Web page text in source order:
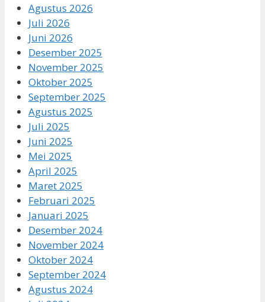
Agustus 2026
Juli 2026
Juni 2026
Desember 2025
November 2025
Oktober 2025
September 2025
Agustus 2025
Juli 2025
Juni 2025
Mei 2025
April 2025
Maret 2025
Februari 2025
Januari 2025
Desember 2024
November 2024
Oktober 2024
September 2024
Agustus 2024